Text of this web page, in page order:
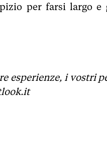
per farsi largo e
esperienze, i vostri